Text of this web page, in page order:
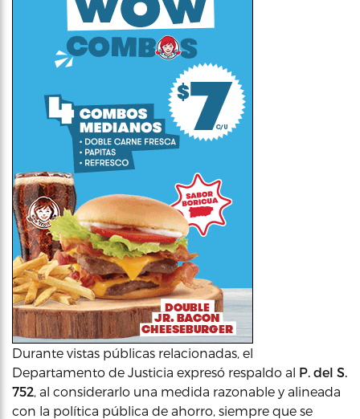
Durante vistas públicas relacionadas, el
Departamento de Justicia expresó respaldo al P. del S.
752, al considerarlo una medida razonable y alineada
con la política pública de ahorro, siempre que se